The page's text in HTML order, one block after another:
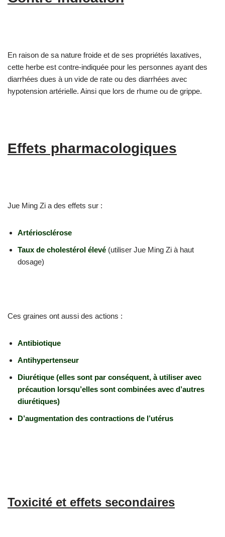
En raison de sa nature froide et de ses propriétés laxatives,
cette herbe est contre-indiquée pour les personnes ayant des
diarrhées dues à un vide de rate ou des diarrhées avec
hypotension artérielle. Ainsi que lors de rhume ou de grippe.
Effets pharmacologiques
Jue Ming Zi a des effets sur :
Artériosclérose
Taux de cholestérol élevé (utiliser Jue Ming Zi à haut
dosage)
Ces graines ont aussi des actions :
Antibiotique
Antihypertenseur
Diurétique (elles sont par conséquent, à utiliser avec
précaution lorsqu’elles sont combinées avec d’autres
diurétiques)
D’augmentation des contractions de l’utérus
Toxicité et effets secondaires